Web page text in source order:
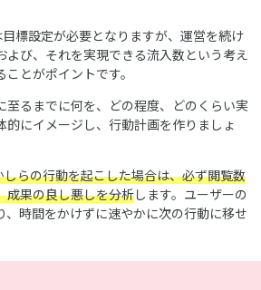
標設定が必要となりますが、運営を続け
よび、それを実現できる流入数という考え
とがポイントです。
至るまでに何を、どの程度、どのくらい実
的にイメージし、行動計画を作りましょ
しらの行動を起こした場合は、必ず閲覧数
成果の良し悪しを分析します。ユーザーの
、時間をかけずに速やかに次の行動に移せ